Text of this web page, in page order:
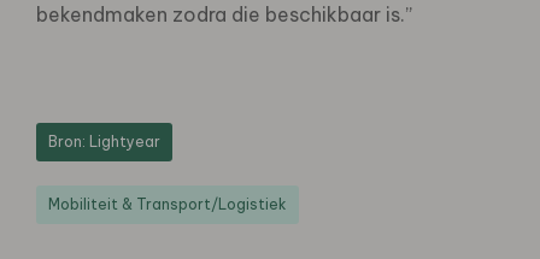
bekendmaken zodra die beschikbaar is.”
Bron: Lightyear
Mobiliteit & Transport/Logistiek